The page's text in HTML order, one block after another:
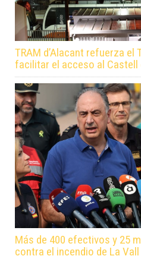
TRAM d’Alacant refuerza el
facilitar el acceso al Castell
Más de 400 efectivos y 25
contra el incendio de La Vall